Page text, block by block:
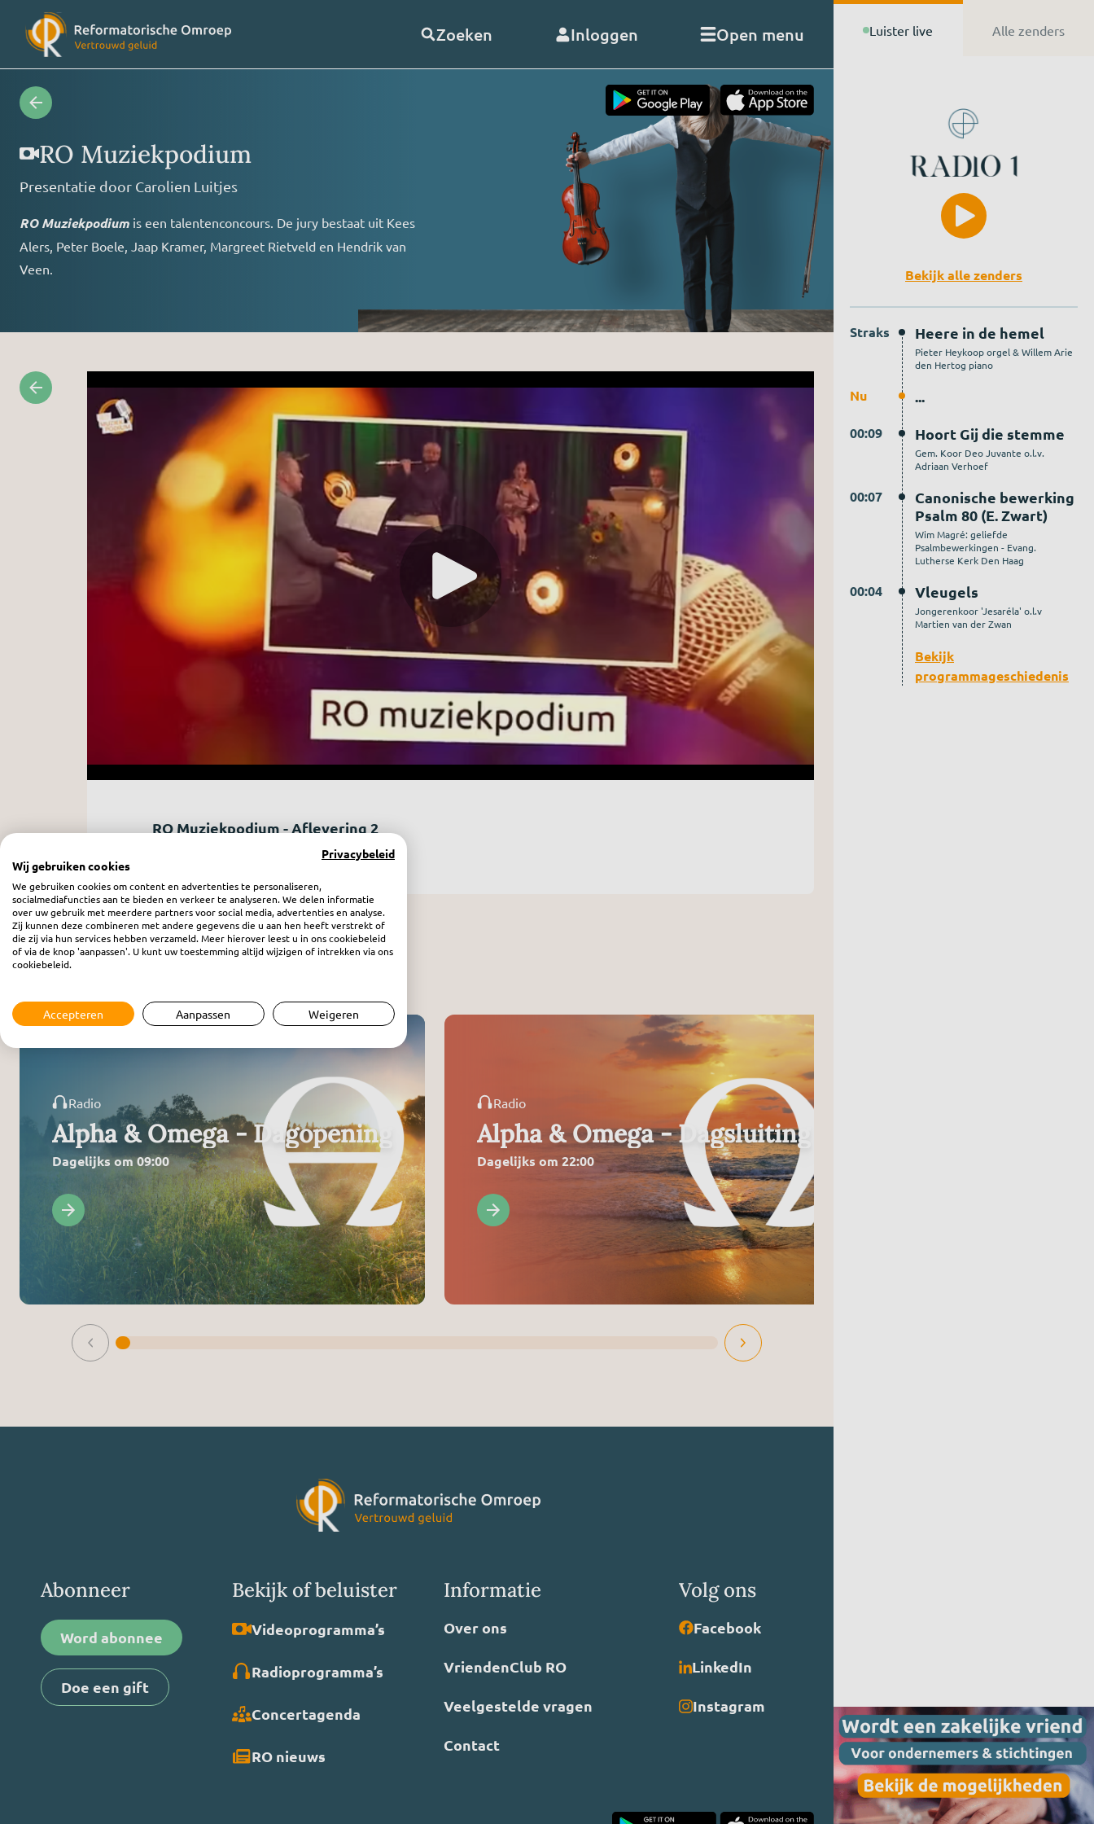
Zoeken Inloggen Open menu
Videoprogramma’s
Concertagenda VriendenClub RO
Contact opnemen
Wordabonneeof
doneer
Als abonnee geniet u onbeperkt van
alle uitzendingen en video’s van de
RO. En met uw hulp kunnen wij
doorgaan!
Bekijk de voordelen
RO Muziekpodium
Presentatie door Carolien Luitjes
RO Muziekpodium is een talentenconcours. De jury bestaat uit Kees
Alers, Peter Boele, Jaap Kramer, Margreet Rietveld en Hendrik van
Veen.
RO Muziekpodium - Aflevering 2
Radio
Alpha & Omega - Dagopening
Dagelijks om 09:00
Radio
Alpha & Omega - Dagsluiting
Dagelijks om 22:00
Abonneer
Word abonnee
Doe een gift
Bekijk of beluister
Video­programma’s
Radio­programma’s
Concertagenda
RO nieuws
Informatie
Over ons
VriendenClub RO
Veelgestelde vragen
Contact
Volg ons
Facebook
LinkedIn
Instagram
Luister live Alle zenders
Bekijk alle zenders
Straks Heere in de hemel
Pieter Heykoop orgel & Willem Arie
den Hertog piano
Nu ...
00:09 Hoort Gij die stemme
Gem. Koor Deo Juvante o.l.v.
Adriaan Verhoef
00:07
Canonische bewerking
Psalm 80 (E. Zwart)
Wim Magré: geliefde
Psalmbewerkingen - Evang.
Lutherse Kerk Den Haag
00:04 Vleugels
Jongerenkoor 'Jesaréla' o.l.v
Martien van der Zwan
Bekijk
programmageschiedenis
Privacybeleid
Wij gebruiken cookies
We gebruiken cookies om content en advertenties te personaliseren,
socialmediafuncties aan te bieden en verkeer te analyseren. We delen informatie
over uw gebruik met meerdere partners voor social media, advertenties en analyse.
Zij kunnen deze combineren met andere gegevens die u aan hen heeft verstrekt of
die zij via hun services hebben verzameld. Meer hierover leest u in ons cookiebeleid
of via de knop 'aanpassen'. U kunt uw toestemming altijd wijzigen of intrekken via ons
cookiebeleid.
Accepteren Aanpassen Weigeren